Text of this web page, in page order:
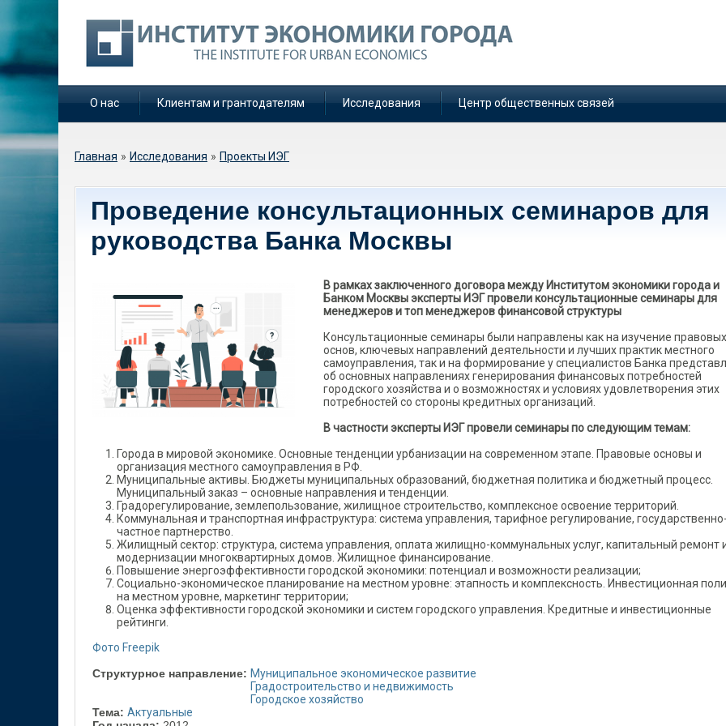
О нас Клиентам и грантодателям Исследования Центр общественных связей
Вы здесь
Главная » Исследования » Проекты ИЭГ
Проведение консультационных семинаров для
руководства Банка Москвы
В рамках заключенного договора между Институтом экономики города и
Банком Москвы эксперты ИЭГ провели консультационные семинары для
менеджеров и топ менеджеров финансовой структуры
Консультационные семинары были направлены как на изучение правовых
основ, ключевых направлений деятельности и лучших практик местного
самоуправления, так и на формирование у специалистов Банка
об основных направлениях генерирования финансовых потребностей
городского хозяйства и о возможностях и условиях удовлетворения этих
потребностей со стороны кредитных организаций.
В частности эксперты ИЭГ провели семинары по следующим темам:
Города в мировой экономике. Основные тенденции урбанизации на современном этапе. Правовые основы и
организация местного самоуправления в РФ.
Муниципальные активы. Бюджеты муниципальных образований, бюджетная политика и бюджетный процесс.
Муниципальный заказ – основные направления и тенденции.
Градорегулирование, землепользование, жилищное строительство, комплексное освоение территорий.
Коммунальная и транспортная инфраструктура: система управления, тарифное регулирование, государственно-
частное партнерство.
Жилищный сектор: структура, система управления, оплата жилищно-коммунальных услуг, капитальный ремонт
модернизации многоквартирных домов. Жилищное финансирование.
Повышение энергоэффективности городской экономики: потенциал и возможности реализации;
Социально-экономическое планирование на местном уровне: этапность и комплексность. Инвестиционная
на местном уровне, маркетинг территории;
Оценка эффективности городской экономики и систем городского управления. Кредитные и инвестиционные
рейтинги.
Фото Freepik
Структурное направление: Муниципальное экономическое развитие
Градостроительство и недвижимость
Городское хозяйство
Тема: Актуальные